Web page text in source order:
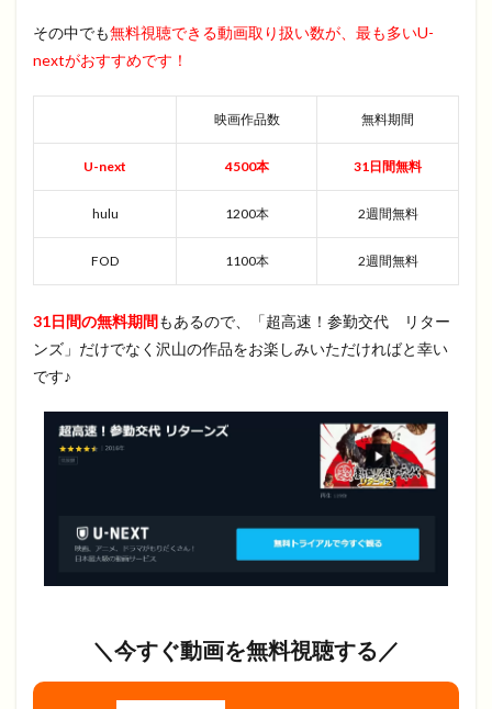
その中でも無料視聴できる動画取り扱い数が、最も多いU-
nextがおすすめです！
映画作品数 無料期間
U-next 4500本 31日間無料
hulu 1200本 2週間無料
FOD 1100本 2週間無料
31日間の無料期間もあるので、「超高速！参勤交代 リター
ンズ」だけでなく沢山の作品をお楽しみいただければと幸い
です♪
＼今すぐ動画を無料視聴する／